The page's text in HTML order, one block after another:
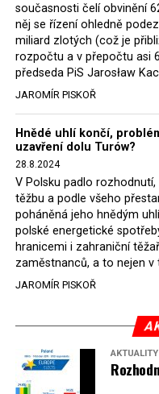
Rozhodnutí polského
německé, české a polské
představit, že by o
Bodnar. Musel získat
Stále jsou totiž platné
že důl i elektrárna jsou
polského energetického
se svými dceřinými
tisíc lidí. Navíc s
souvisí dalších několik
regionu. Zelená
Rozhodnutí polského
německé, české a
správního soudu podali,
možná vozit své hnědé
škrtnutím 7 % elektřiny
neplánované a
dovozu elektřiny už od
současnosti čelí obvinění
něj se řízení ohledně
miliard zlotých (což je
rozpočtu a v přepočtu asi
předseda PiS Jarosław
JAROMÍR PISKOŘ
Hnědé uhlí končí,
uzavření dolu Turów?
28.8.2024
V Polsku padlo
těžbu a podle všeho
poháněná jeho hnědým
polské energetické
hranicemi i zahraniční
zaměstnanců, a to nejen
JAROMÍR PISKOŘ
AKTUALITY